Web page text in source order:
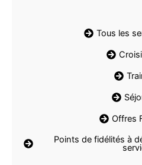
Tous les
Offres
Points de fidélités à